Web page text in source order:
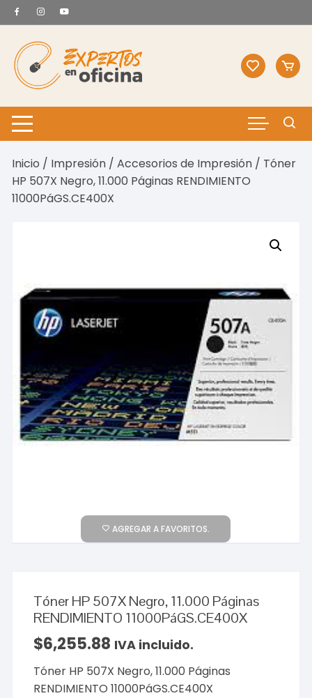
Saltar
al
contenido
Inicio / Impresión /Accesorios de Impresión / Tóner
HP 507X Negro, 11.000 Páginas RENDIMIENTO
11000PáGS.CE400X
AGREGAR A FAVORITOS.
Tóner HP 507X Negro, 11.000 Páginas
RENDIMIENTO 11000PáGS.CE400X
$6,255.88 IVA incluido.
Tóner HP 507X Negro, 11.000 Páginas
RENDIMIENTO 11000PáGS.CE400X